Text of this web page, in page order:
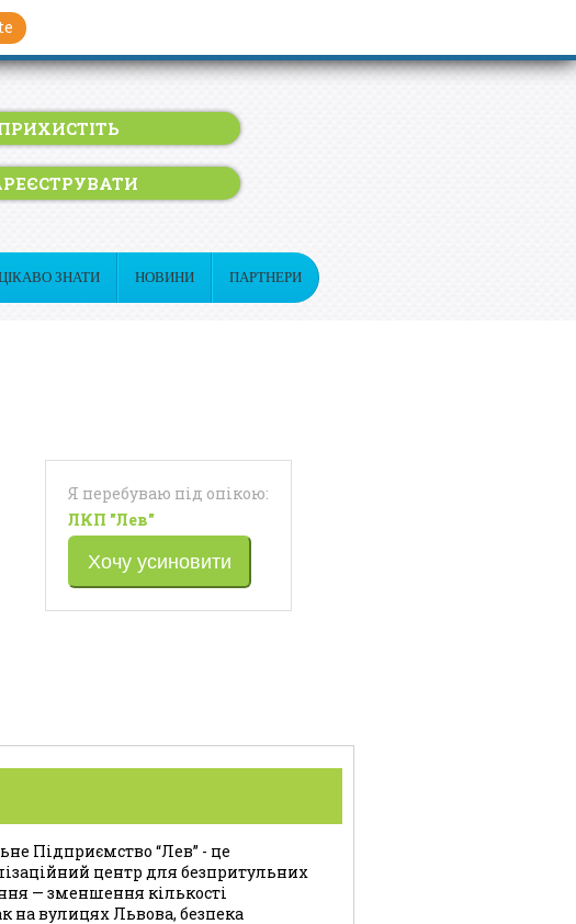
ЗНАТИ НОВИНИ ПАРТНЕРИ
Я перебуваю під опікою:
ЛКП "Лев"
Хочу усиновити
Підприємство “Лев” - це
центр для безпритульних
— зменшення кількості
на вулицях Львова, безпека